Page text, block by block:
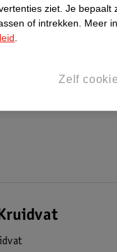
ziet. Je bepaalt
of intrekken.
Meer
Zelf